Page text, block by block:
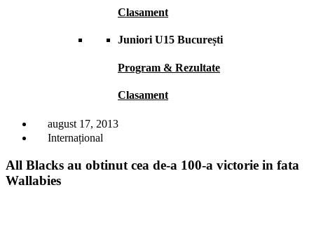
Clasament
Juniori U15 București
Program & Rezultate
Clasament
august 17, 2013
Internațional
All Blacks au obtinut cea de-a 100-a victorie in fata
Wallabies